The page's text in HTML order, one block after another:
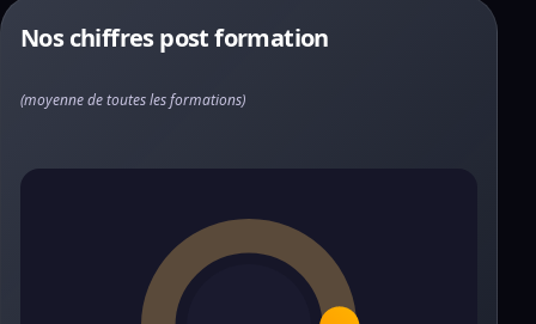
Nos chiffres post formation
(moyenne de toutes les formations)